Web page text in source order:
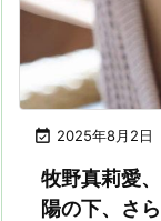
 2025年8月2日
牧野真莉愛
陽の下、さ